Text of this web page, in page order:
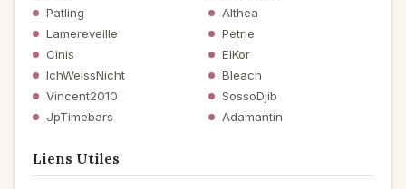
Patling
Althea
Lamereveille
Petrie
Cinis
ElKor
IchWeissNicht
Bleach
Vincent2010
SossoDjib
JpTimebars
Adamantin
Liens Utiles